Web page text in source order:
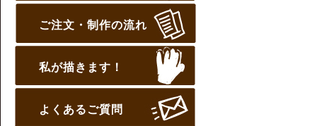
ご注文・制作の流れ
私が描きます！
よくあるご質問